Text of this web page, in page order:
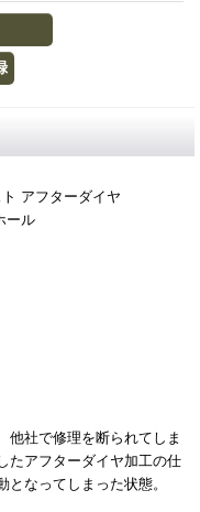
アフターダイヤ
ール
他社で修理を断られてしま
たアフターダイヤ加工の仕
なってしまった状態。